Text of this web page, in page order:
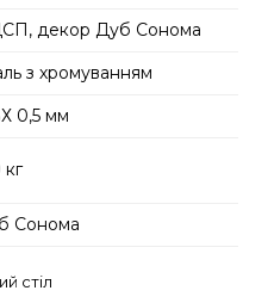
декор Дуб Сонома
з хромуванням
0,5 мм
кг
Сонома
стіл